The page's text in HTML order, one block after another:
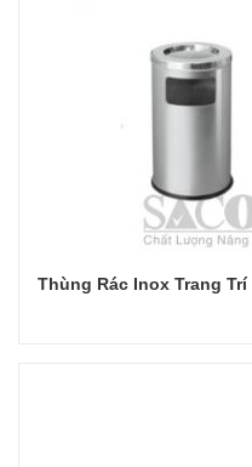
Thùng Rác Inox Trang Trí